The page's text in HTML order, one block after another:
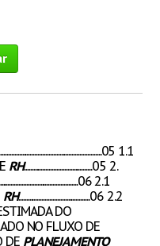
1.1
RH............................................05 2.
2.1
RH..............................................06 2.2
DO
NO FLUXO DE
DE PLANEJAMENTO